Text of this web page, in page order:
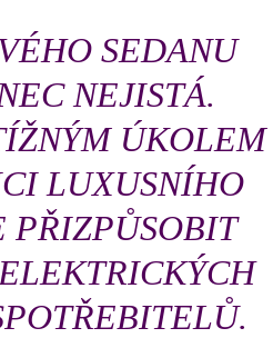
SEDANU
NEJISTÁ.
ÚKOLEM
LUXUSNÍHO
PŘIZPŮSOBIT